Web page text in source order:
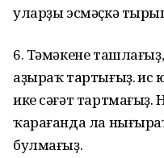
уларҙы эсмәҫкә
6. Тәмәкене
аҙыраҡ тартығыҙ.
ике сәғәт
ҡарағанда ла
булмағыҙ.